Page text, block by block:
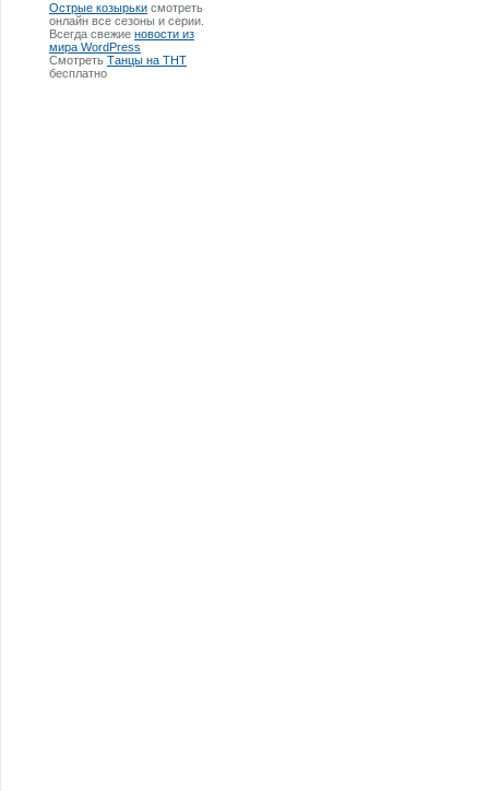
Острые козырьки смотреть
онлайн все сезоны и серии.
Всегда свежие новости из
мира WordPress
Смотреть Танцы на ТНТ
бесплатно